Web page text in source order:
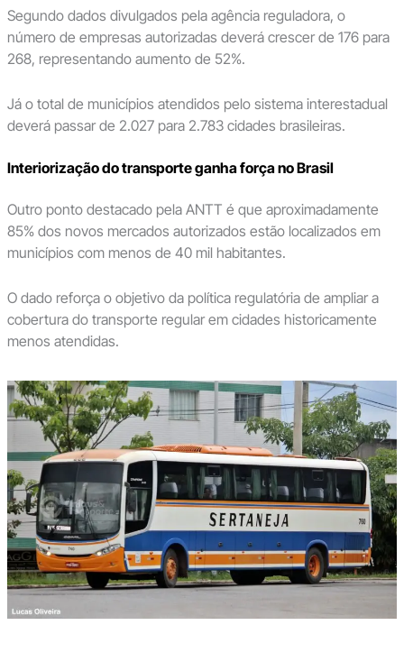
Segundo dados divulgados pela agência reguladora, o
número de empresas autorizadas deverá crescer de 176 para
268, representando aumento de 52%.
Já o total de municípios atendidos pelo sistema interestadual
deverá passar de 2.027 para 2.783 cidades brasileiras.
Interiorização do transporte ganha força no Brasil
Outro ponto destacado pela ANTT é que aproximadamente
85% dos novos mercados autorizados estão localizados em
municípios com menos de 40 mil habitantes.
O dado reforça o objetivo da política regulatória de ampliar a
cobertura do transporte regular em cidades historicamente
menos atendidas.